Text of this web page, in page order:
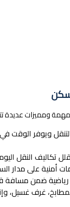
مهمة ومميزات عديدة
فقط، مما يسهل التنقل
تكاليف النقل
أمنية على مدار
رياضية ضمن مسافة
غرف غسيل،